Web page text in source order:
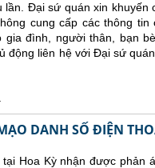
lần. Đại sứ quán xin khuyến
cung cấp các thông
đình, người thân, bạn
động liên hệ với Đại sứ
DANH SỐ ĐIỆN
Hoa Kỳ nhận được phản